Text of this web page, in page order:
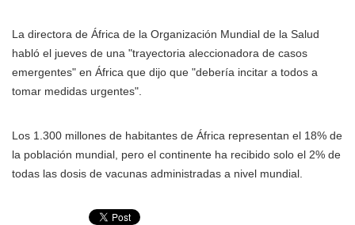
La directora de África de la Organización Mundial de la Salud
habló el jueves de una "trayectoria aleccionadora de casos
emergentes" en África que dijo que "debería incitar a todos a
tomar medidas urgentes".
Los 1.300 millones de habitantes de África representan el 18% de
la población mundial, pero el continente ha recibido solo el 2% de
todas las dosis de vacunas administradas a nivel mundial.